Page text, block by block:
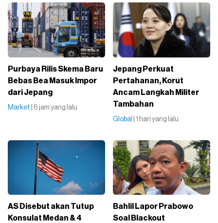
Purbaya Rilis Skema Baru
Bebas Bea Masuk Impor
dari Jepang
Market | 6 jam yang lalu
Jepang Perkuat
Pertahanan, Korut
Ancam Langkah Militer
Tambahan
Global | 1 hari yang lalu
AS Disebut akan Tutup
Konsulat Medan & 4
Bahlil Lapor Prabowo
Soal Blackout